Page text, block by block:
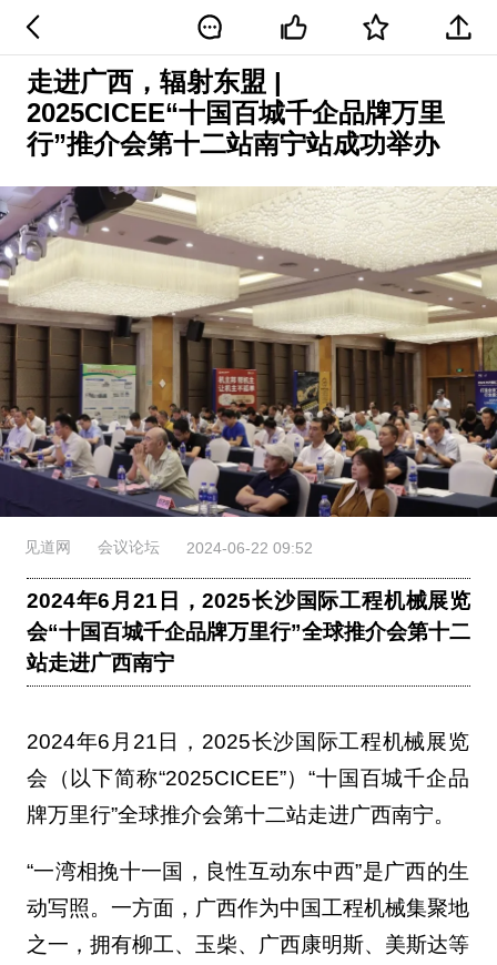
走进广西，辐射东盟 |
2025CICEE“十国百城千企品牌万里
行”推介会第十二站南宁站成功举办
见道网 会议论坛 2024-06-22 09:52
2024年6月21日，2025长沙国际工程机械展览
会“十国百城千企品牌万里行”全球推介会第十二
站走进广西南宁
2024年6月21日，2025长沙国际工程机械展览
会（以下简称“2025CICEE”）“十国百城千企品
牌万里行”全球推介会第十二站走进广西南宁。
“一湾相挽十一国，良性互动东中西”是广西的生
动写照。一方面，广西作为中国工程机械集聚地
之一，拥有柳工、玉柴、广西康明斯、美斯达等